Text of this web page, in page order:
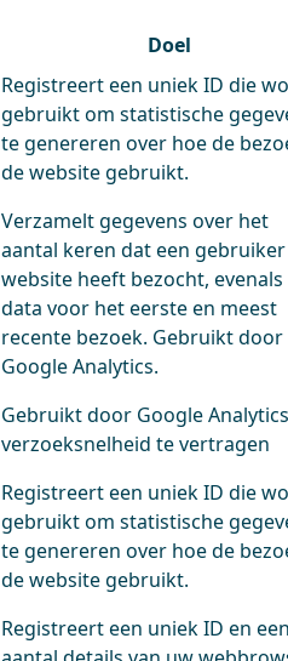
Doel
Registreert een uniek ID die
gebruikt om statistische
te genereren over hoe de
de website gebruikt.
Verzamelt gegevens over het
aantal keren dat een
website heeft bezocht, evenals
data voor het eerste en meest
recente bezoek. Gebruikt door
Google Analytics.
Gebruikt door Google
verzoeksnelheid te vertragen
Registreert een uniek ID die
gebruikt om statistische
te genereren over hoe de
de website gebruikt.
Registreert een uniek ID en